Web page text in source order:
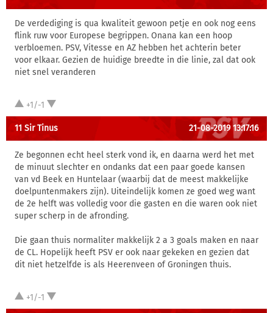
De verdediging is qua kwaliteit gewoon petje en ook nog eens
flink ruw voor Europese begrippen. Onana kan een hoop
verbloemen. PSV, Vitesse en AZ hebben het achterin beter
voor elkaar. Gezien de huidige breedte in die linie, zal dat ook
niet snel veranderen
+1/-1
11 Sir Tinus 21-08-2019 13:17:16
Ze begonnen echt heel sterk vond ik, en daarna werd het met
de minuut slechter en ondanks dat een paar goede kansen
van vd Beek en Huntelaar (waarbij dat de meest makkelijke
doelpuntenmakers zijn). Uiteindelijk komen ze goed weg want
de 2e helft was volledig voor die gasten en die waren ook niet
super scherp in de afronding.
Die gaan thuis normaliter makkelijk 2 a 3 goals maken en naar
de CL. Hopelijk heeft PSV er ook naar gekeken en gezien dat
dit niet hetzelfde is als Heerenveen of Groningen thuis.
+1/-1